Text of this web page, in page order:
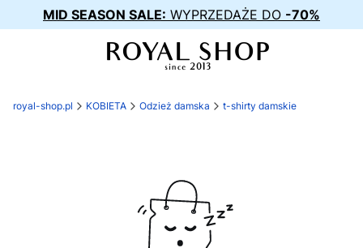
MID SEASON SALE: WYPRZEDAŻE DO -70%
royal-shop.pl KOBIETA Odzież damska t-shirty damskie